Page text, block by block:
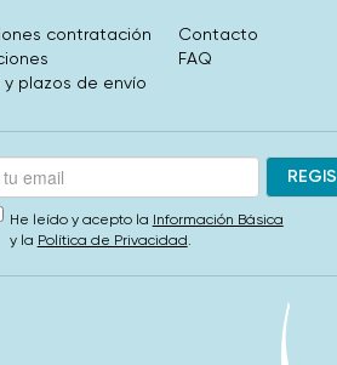
contratación
plazos de envío
Contacto
FAQ
He leído y acepto la Información Básica
y la Política de Privacidad.